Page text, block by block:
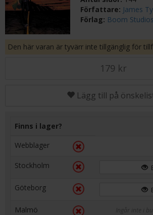
Författare: James
Förlag: Boom Studios
Den här varan är tyvärr inte tillgänglig för
179 kr
Lägg till på
Finns i lager?
Webblager
Stockholm
Göteborg
Malmö Ingår inte i